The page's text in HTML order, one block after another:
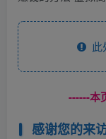
此
------本
感谢您的来